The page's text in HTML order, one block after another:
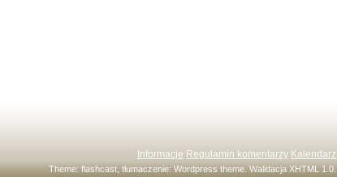
Informacje Regulamin komentarzy Kalendarz
Theme:flashcast, tłumaczenie:Wordpress theme. WalidacjaXHTML 1.0.